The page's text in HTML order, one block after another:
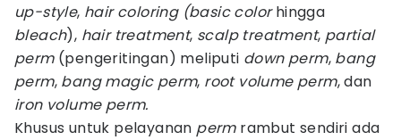
up-style, haircoloring(basic colorhingga
bleach), hair treatment, scalp treatment, partial
perm (pengeritingan) meliputi down perm, bang
perm, bang magic perm, root volume perm, dan
iron volume perm.
Khusus untuk pelayanan perm rambut sendiri ada